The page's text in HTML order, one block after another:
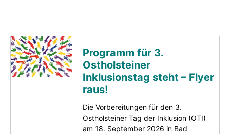
Programm für 3.
Ostholsteiner
Inklusionstag steht – Flyer
raus!
Die Vorbereitungen für den 3.
Ostholsteiner Tag der Inklusion (OTI)
am 18. September 2026 in Bad